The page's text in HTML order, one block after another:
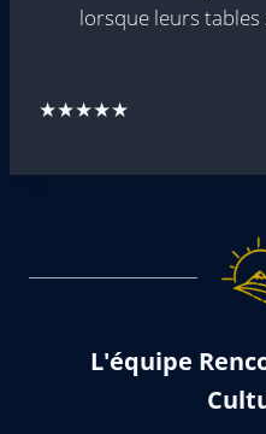
lorsque leurs
★★★★★
L'équipe